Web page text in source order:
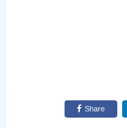
Share